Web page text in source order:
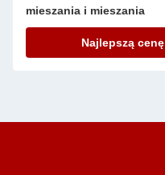
mieszania i mieszania
Najlepszą cenę